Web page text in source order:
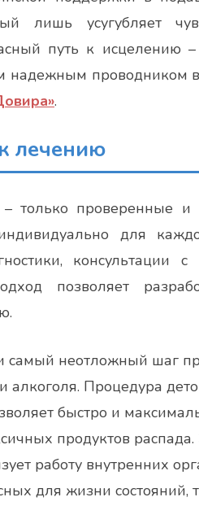
лишь усугубляет
путь к исцелению
надежным проводником
.
лечению
только проверенные и
для
консультации
позволяет
самый неотложный шаг
алкоголя. Процедура
быстро и
продуктов
работу внутренних
для жизни состояний,